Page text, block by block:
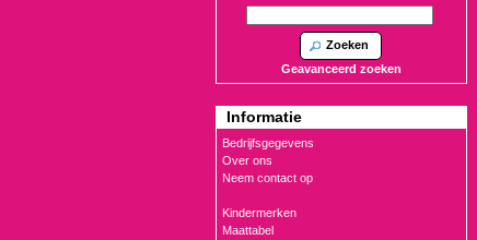
Zoeken
Geavanceerd zoeken
Informatie
Bedrijfsgegevens
Over ons
Neem contact op
Kindermerken
Maattabel